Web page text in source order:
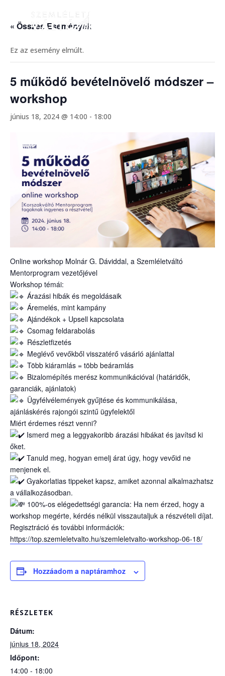
« Összes Események
Ez az esemény elmúlt.
5 működő bevételnövelő módszer –
workshop
június 18, 2024 @ 14:00 - 18:00
Online workshop Molnár G. Dáviddal, a Szemléletváltó
Mentorprogram vezetőjével
Workshop témái:
Árazási hibák és megoldásaik
Áremelés, mint kampány
Ajándékok + Upsell kapcsolata
Csomag feldarabolás
Részletfizetés
Meglévő vevőkből visszatérő vásárló ajánlattal
Több kiáramlás = több beáramlás
Bizalomépítés merész kommunikációval (határidők,
garanciák, ajánlatok)
Ügyfélvélemények gyűjtése és kommunikálása,
ajánláskérés rajongói szintű ügyfelektől
Miért érdemes részt venni?
Ismerd meg a leggyakoribb árazási hibákat és javítsd ki
őket.
Tanuld meg, hogyan emelj árat úgy, hogy vevőid ne
menjenek el.
Gyakorlatias tippeket kapsz, amiket azonnal alkalmazhatsz
a vállalkozásodban.
100%-os elégedettségi garancia: Ha nem érzed, hogy a
workshop megérte, kérdés nélkül visszautaljuk a részvételi díjat.
Regisztráció és további információk:
https://top.szemleletvalto.hu/szemleletvalto-workshop-06-18/
Hozzáadom a naptáramhoz
RÉSZLETEK
Dátum:
június 18, 2024
Időpont:
14:00 - 18:00